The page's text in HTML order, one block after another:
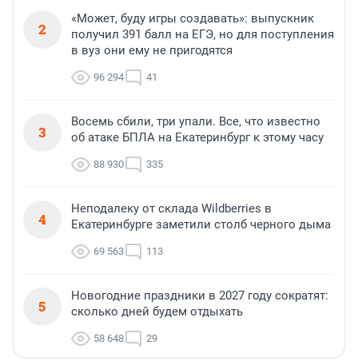
2
«Может, буду игры создавать»: выпускник
получил 391 балл на ЕГЭ, но для поступления
в вуз они ему не пригодятся
96 294 41
3
Восемь сбили, три упали. Все, что известно
об атаке БПЛА на Екатеринбург к этому часу
88 930 335
4
Неподалеку от склада Wildberries в
Екатеринбурге заметили столб черного дыма
69 563 113
5
Новогодние праздники в 2027 году сократят:
сколько дней будем отдыхать
58 648 29